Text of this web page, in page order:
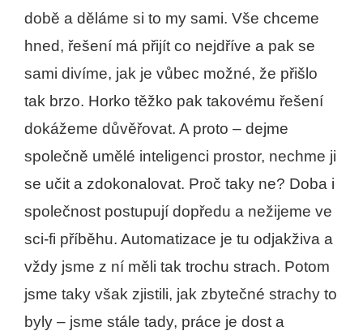
době a děláme si to my sami. Vše chceme
hned, řešení má přijít co nejdříve a pak se
sami divíme, jak je vůbec možné, že přišlo
tak brzo. Horko těžko pak takovému řešení
dokážeme důvěřovat. A proto – dejme
společně umělé inteligenci prostor, nechme ji
se učit a zdokonalovat. Proč taky ne? Doba i
společnost postupují dopředu a nežijeme ve
sci-fi příběhu. Automatizace je tu odjakživa a
vždy jsme z ní měli tak trochu strach. Potom
jsme taky však zjistili, jak zbytečné strachy to
byly – jsme stále tady, práce je dost a